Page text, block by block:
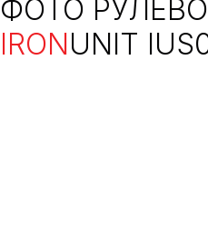
ФОТО
IRONUNIT